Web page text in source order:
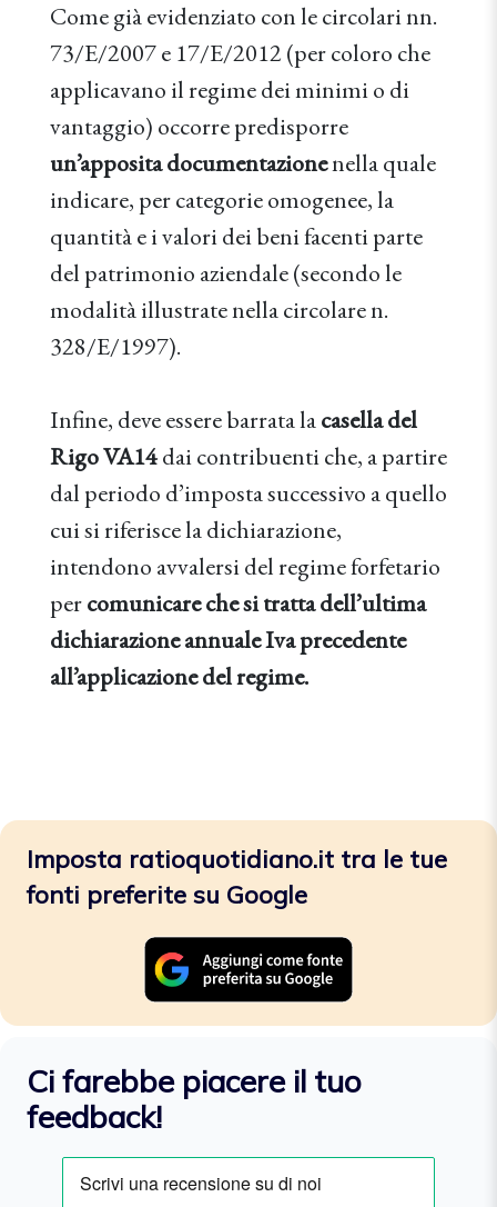
Come già evidenziato con le circolari nn.
73/E/2007 e 17/E/2012 (per coloro che
applicavano il regime dei minimi o di
vantaggio) occorre predisporre
un’apposita documentazionenella quale
indicare, per categorie omogenee, la
quantità e i valori dei beni facenti parte
del patrimonio aziendale (secondo le
modalità illustrate nella circolare n.
328/E/1997).
Infine, deve essere barrata lacasella del
Rigo VA14dai contribuenti che, a partire
dal periodo d’imposta successivo a quello
cui si riferisce la dichiarazione,
intendono avvalersi del regime forfetario
percomunicare che si tratta dell’ultima
dichiarazione annuale Iva precedente
all’applicazione del regime.
Imposta ratioquotidiano.it tra le tue
fonti preferite su Google
Ci farebbe piacere il tuo
feedback!